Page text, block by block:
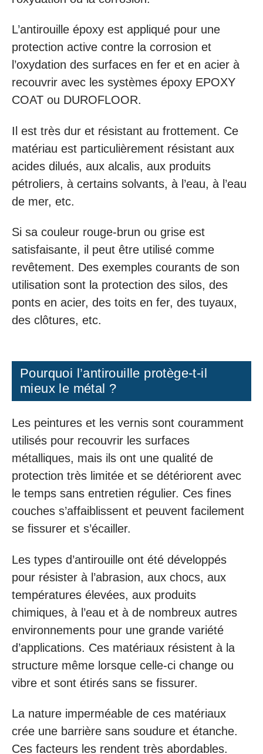
L’antirouille époxy est appliqué pour une
protection active contre la corrosion et
l’oxydation des surfaces en fer et en acier à
recouvrir avec les systèmes époxy EPOXY
COAT ou DUROFLOOR.
Il est très dur et résistant au frottement. Ce
matériau est particulièrement résistant aux
acides dilués, aux alcalis, aux produits
pétroliers, à certains solvants, à l’eau, à l’eau
de mer, etc.
Si sa couleur rouge-brun ou grise est
satisfaisante, il peut être utilisé comme
revêtement. Des exemples courants de son
utilisation sont la protection des silos, des
ponts en acier, des toits en fer, des tuyaux,
des clôtures, etc.
Pourquoi l’antirouille protège-t-il
mieux le métal ?
Les peintures et les vernis sont couramment
utilisés pour recouvrir les surfaces
métalliques, mais ils ont une qualité de
protection très limitée et se détériorent avec
le temps sans entretien régulier. Ces fines
couches s’affaiblissent et peuvent facilement
se fissurer et s’écailler.
Les types d’antirouille ont été développés
pour résister à l’abrasion, aux chocs, aux
températures élevées, aux produits
chimiques, à l’eau et à de nombreux autres
environnements pour une grande variété
d’applications. Ces matériaux résistent à la
structure même lorsque celle-ci change ou
vibre et sont étirés sans se fissurer.
La nature imperméable de ces matériaux
crée une barrière sans soudure et étanche.
Ces facteurs les rendent très abordables.